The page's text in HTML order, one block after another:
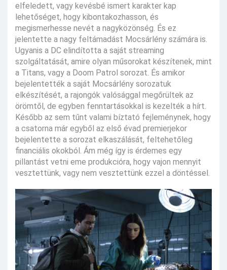
elfeledett, vagy kevésbé ismert karakter kap
lehetőséget, hogy kibontakozhasson, és
megismerhesse nevét a nagyközönség. És ez
jelentette a nagy feltámadást Mocsárlény számára is.
Ugyanis a DC elindította a saját streaming
szolgáltatását, amire olyan műsorokat készítenek, mint
a Titans, vagy a Doom Patrol sorozat. És amikor
bejelentették a saját Mocsárlény sorozatuk
elkészítését, a rajongók valósággal megőrültek az
örömtől, de egyben fenntartásokkal is kezelték a hírt.
Később az sem tűnt valami bíztató fejleménynek, hogy
a csatorna már egyből az első évad premierjekor
bejelentette a sorozat elkaszálását, feltehetőleg
financiális okokból. Ám még így is érdemes egy
pillantást vetni eme produkcióra, hogy vajon mennyit
vesztettünk, vagy nem vesztettünk ezzel a döntéssel.